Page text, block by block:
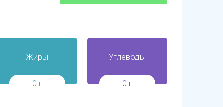
Жиры
0 г
Углеводы
0 г